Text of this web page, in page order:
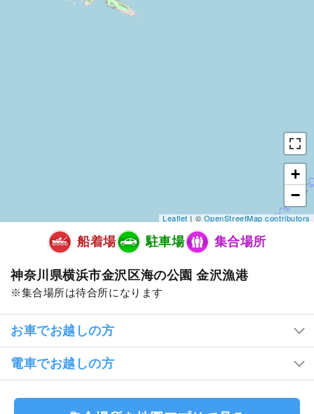
+
−
Leaflet| ©OpenStreetMap contributors
船着場 駐車場 集合場所
神奈川県横浜市金沢区海の公園 金沢漁港
集合場所は待合所になります
お車でお越しの方
電車でお越しの方